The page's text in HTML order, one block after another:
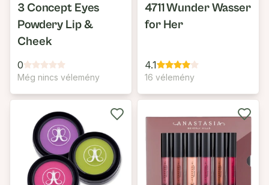
3 Concept Eyes
Powdery Lip &
Cheek
0
Még nincs vélemény
4711 Wunder Wasser
for Her
4.1
16 vélemény